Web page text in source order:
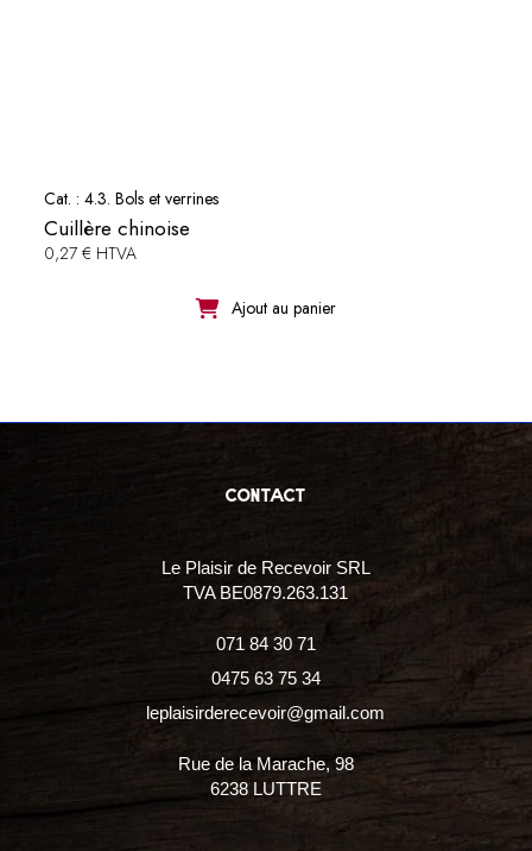
Cat. : 4.3. Bols et verrines
Cuillère chinoise
0,27 € HTVA
Ajout au panier
contact
Le Plaisir de Recevoir SRL
TVA BE0879.263.131
071 84 30 71
0475 63 75 34
leplaisirderecevoir@gmail.com
Rue de la Marache, 98
6238 LUTTRE